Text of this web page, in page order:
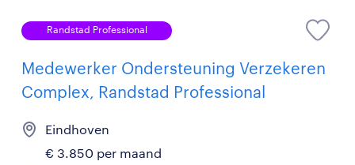
Randstad Professional
Medewerker Ondersteuning Verzekeren
Complex, Randstad Professional
Eindhoven
€ 3.850 per maand